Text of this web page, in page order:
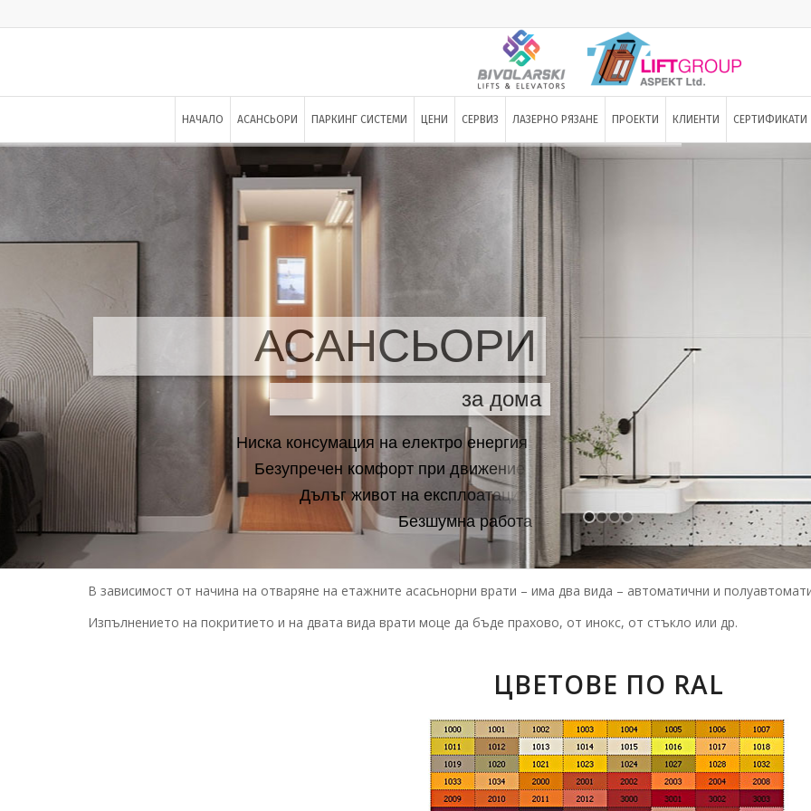
НАЧАЛО АСАНСЬОРИ ПАРКИНГ СИСТЕМИ ЦЕНИ СЕРВИЗ ЛАЗЕРНО РЯЗАНЕ ПРОЕКТИ КЛИЕНТИ СЕРТИФИКАТИ
АСАНСЬОРИ
за дома
Ниска консумация на електро енергия
Безупречен комфорт при движение
Дълъг живот на експлоатаци
Безшумна работа
В зависимост от начина на отваряне на етажните асасьнорни врати – има два вида – автоматични и
Изпълнението на покритието и на двата вида врати моце да бъде прахово, от инокс, от стъкло или др.
ЦВЕТОВЕ ПО RAL